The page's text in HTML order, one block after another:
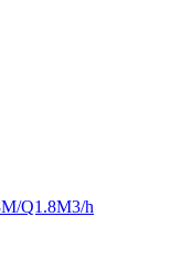
Q1.8M3/h